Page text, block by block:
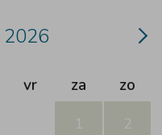
2026
vr za zo
1 2